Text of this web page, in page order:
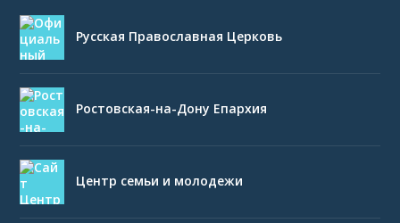
Русская Православная Церковь
Ростовская-на-Дону Епархия
Центр семьи и молодежи